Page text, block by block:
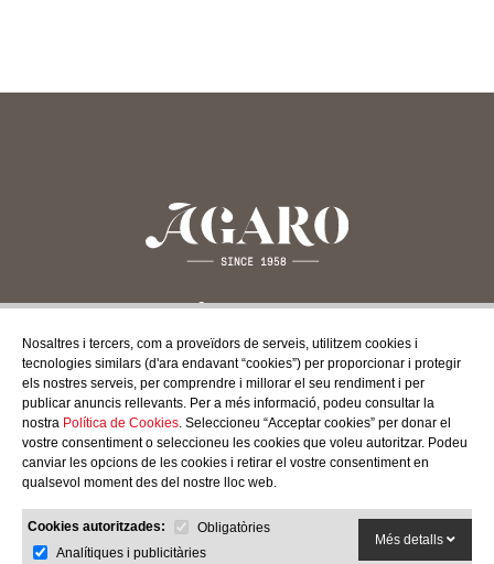
Nosaltres i tercers, com a proveïdors de serveis, utilitzem cookies i
tecnologies similars (d'ara endavant “cookies”) per proporcionar i protegir
els nostres serveis, per comprendre i millorar el seu rendiment i per
publicar anuncis rellevants. Per a més informació, podeu consultar la
nostra Política de Cookies. Seleccioneu “Acceptar cookies” per donar el
vostre consentiment o seleccioneu les cookies que voleu autoritzar. Podeu
canviar les opcions de les cookies i retirar el vostre consentiment en
qualsevol moment des del nostre lloc web.
Cookies autoritzades:
Obligatòries
Analítiques i publicitàries
Més detalls
CONTACTA'NS
c/ Santa Teresa, 24 17220
Sant Feliu de Guíxols (Girona)
Costa Brava
Tel. 972 32 76 43
INFORMACIÓ